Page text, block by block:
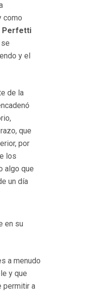
como
Perfetti
y el
de la
que
por
los
algo que
un día
en su
a menudo
y que
permitir a